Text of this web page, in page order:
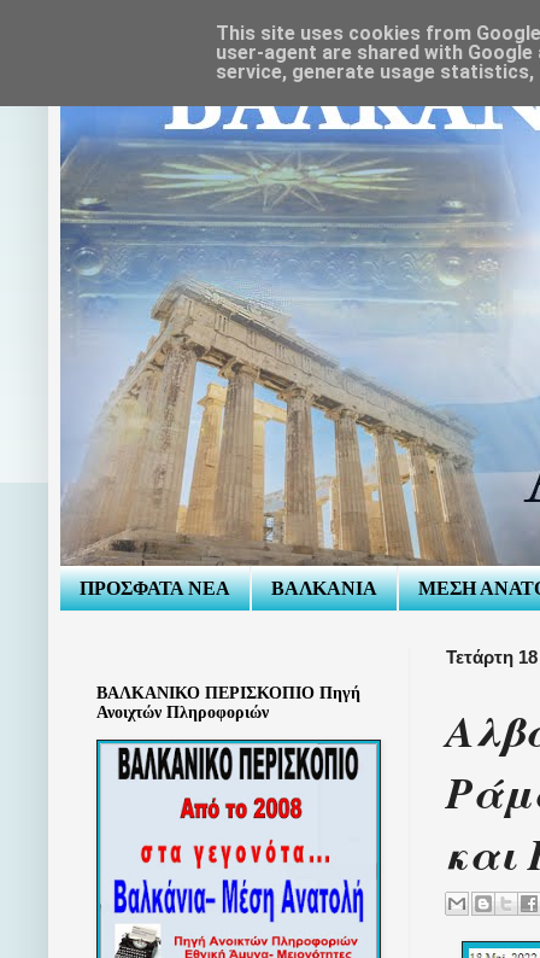
ΠΡΟΣΦΑΤΑ ΝΕΑ ΒΑΛΚΑΝΙΑ ΜΕΣΗ
Τετάρτη
και
ΒΑΛΚΑΝΙΚΟ ΠΕΡΙΣΚΟΠΙΟ Πηγή
Ανοιχτών Πληροφοριών
This site uses cookies from
user-agent are shared with
service, generate usage statistics,